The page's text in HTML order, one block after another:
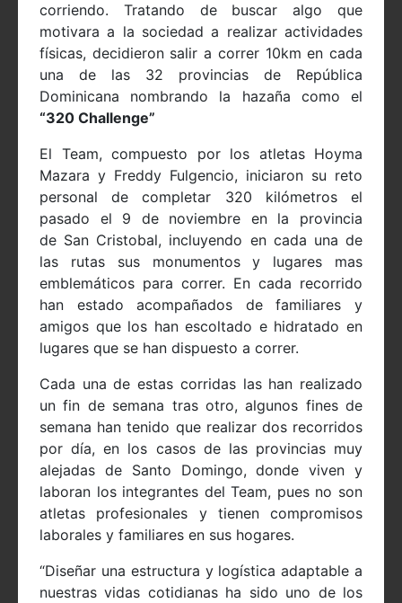
corriendo. Tratando de buscar algo que
motivara a la sociedad a realizar actividades
físicas, decidieron salir a correr 10km en cada
una de las 32 provincias de República
Dominicana nombrando la hazaña como el
“320 Challenge”
El Team, compuesto por los atletas Hoyma
Mazara y Freddy Fulgencio, iniciaron su reto
personal de completar 320 kilómetros el
pasado el 9 de noviembre en la provincia
de San Cristobal, incluyendo en cada una de
las rutas sus monumentos y lugares mas
emblemáticos para correr. En cada recorrido
han estado acompañados de familiares y
amigos que los han escoltado e hidratado en
lugares que se han dispuesto a correr.
Cada una de estas corridas las han realizado
un fin de semana tras otro, algunos fines de
semana han tenido que realizar dos recorridos
por día, en los casos de las provincias muy
alejadas de Santo Domingo, donde viven y
laboran los integrantes del Team, pues no son
atletas profesionales y tienen compromisos
laborales y familiares en sus hogares.
“Diseñar una estructura y logística adaptable a
nuestras vidas cotidianas ha sido uno de los